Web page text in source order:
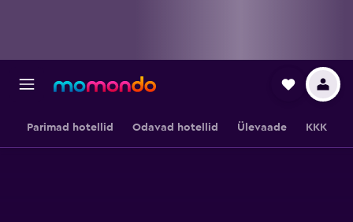
Parimad hotellid Odavad hotellid Ülevaade KKK